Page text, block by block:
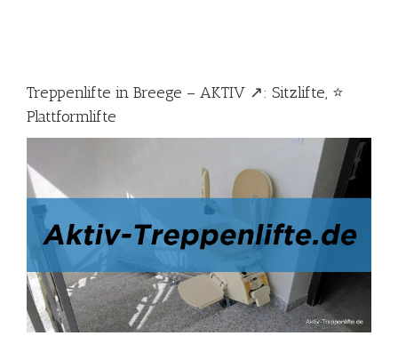
Treppenlifte in Breege – AKTIV ↗️: Sitzlifte, ⭐
Plattformlifte